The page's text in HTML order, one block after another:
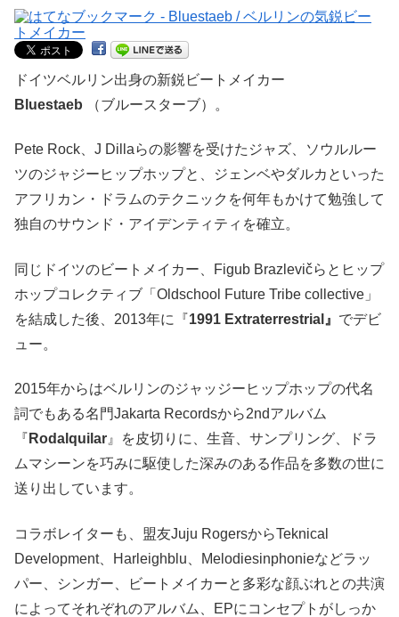
ドイツベルリン出身の新鋭ビートメイカー
Bluestaeb （ブルースターブ）。
Pete Rock、J Dillaらの影響を受けたジャズ、ソウルルー
ツのジャジーヒップホップと、ジェンベやダルカといった
アフリカン・ドラムのテクニックを何年もかけて勉強して
独自のサウンド・アイデンティティを確立。
同じドイツのビートメイカー、Figub Brazlevičらとヒップ
ホップコレクティブ「Oldschool Future Tribe collective」
を結成した後、2013年に『1991 Extraterrestrial』 でデビ
ュー。
2015年からはベルリンのジャッジーヒップホップの代名
詞でもある名門Jakarta Recordsから2ndアルバム
『 Rodalquilar 』を皮切りに、生音、サンプリング、ドラ
ムマシーンを巧みに駆使した深みのある作品を多数の世に
送り出しています。
コラボレイターも、盟友Juju RogersからTeknical
Development、Harleighblu、Melodiesinphonieなどラッ
パー、シンガー、ビートメイカーと多彩な顔ぶれとの共演
によってそれぞれのアルバム、EPにコンセプトがしっか